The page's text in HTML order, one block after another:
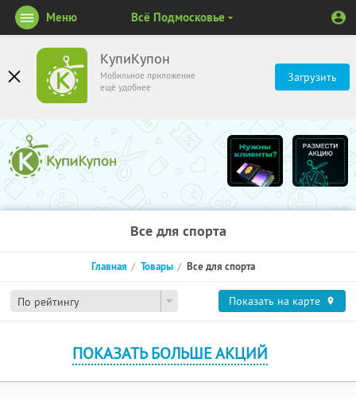
КупиКупон
Мобильное приложение
ещё удобнее
Загрузить
Меню Всё Подмосковье
Все для спорта
По рейтингу
Главная Товары Все для спорта
Показать на карте
ПОКАЗАТЬ БОЛЬШЕ АКЦИЙ